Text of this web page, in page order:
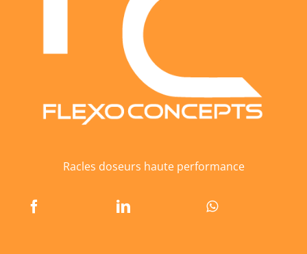
Racles doseurs haute performance